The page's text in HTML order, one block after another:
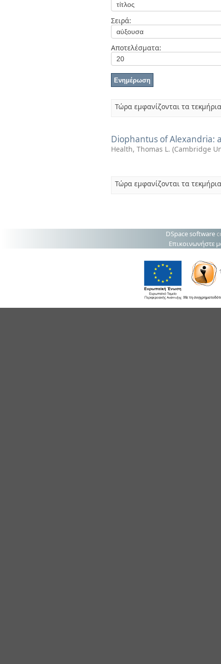
Σειρά:
Αποτελέσματα:
Τώρα εμφανίζονται τα
Diophantus of Alexandria:
Health, Thomas L. (Cambridge
Τώρα εμφανίζονται τα
DSpace software
Επικοινωνήστε